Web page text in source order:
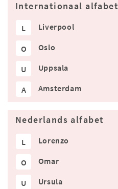
Internationaal alfabet
L Liverpool
O Oslo
U Uppsala
A Amsterdam
Nederlands alfabet
L Lorenzo
O Omar
U Ursula